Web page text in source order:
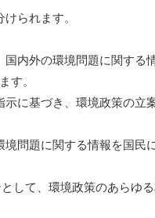
られます。
国内外の環境問題に関する
す。
示に基づき、環境政策の立
境問題に関する情報を国民
して、環境政策のあらゆ